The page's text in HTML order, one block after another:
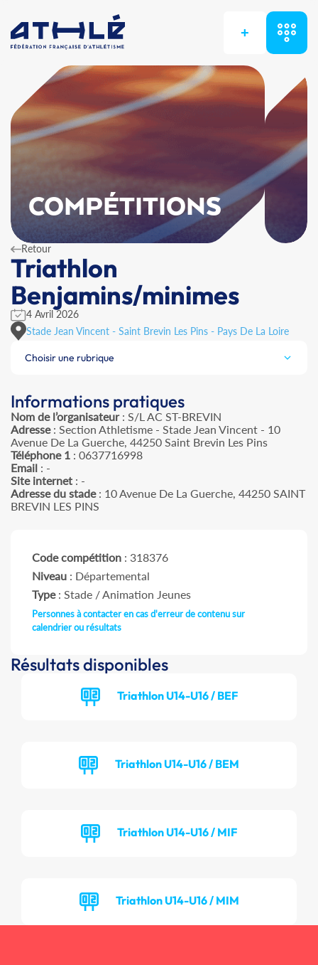
+
COMPÉTITIONS
Retour
Triathlon
Benjamins/minimes
4 Avril 2026
Stade Jean Vincent - Saint Brevin Les Pins - Pays De La Loire
Choisir une rubrique
Informations pratiques
Nom de l’organisateur: S/L AC ST-BREVIN
Adresse: Section Athletisme - Stade Jean Vincent - 10
Avenue De La Guerche, 44250 Saint Brevin Les Pins
Téléphone 1 : 0637716998
Email : -
Site internet : -
Adresse du stade: 10 Avenue De La Guerche, 44250 SAINT
BREVIN LES PINS
Code compétition : 318376
Niveau : Départemental
Type: Stade / Animation Jeunes
Personnes à contacter en cas d'erreur de contenu sur
calendrier ou résultats
Résultats disponibles
Triathlon U14-U16 / BEF
Triathlon U14-U16 / BEM
Triathlon U14-U16 / MIF
Triathlon U14-U16 / MIM